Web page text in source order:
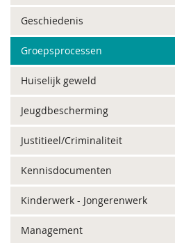
Geschiedenis
Groepsprocessen
Huiselijk geweld
Jeugdbescherming
Justitieel/Criminaliteit
Kennisdocumenten
Kinderwerk - Jongerenwerk
Management